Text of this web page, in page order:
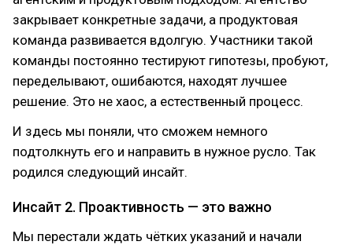
закрывает конкретные задачи, а продуктовая
команда развивается вдолгую. Участники такой
команды постоянно тестируют гипотезы, пробуют,
переделывают, ошибаются, находят лучшее
решение. Это не хаос, а естественный процесс.
И здесь мы поняли, что сможем немного
подтолкнуть его и направить в нужное русло. Так
родился следующий инсайт.
Инсайт 2. Проактивность — это важно
Мы перестали ждать чётких указаний и начали